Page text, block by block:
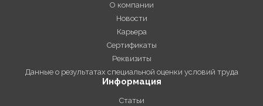
О компании
Новости
Карьера
Сертификаты
Реквизиты
Данные о результатах специальной оценки условий труда
Информация
Статьи